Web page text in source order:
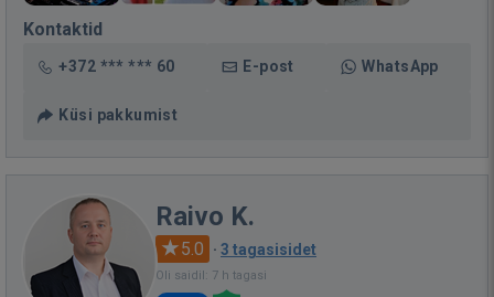
Kontaktid
+372 *** *** 60 E-post WhatsApp
Küsi pakkumist
Raivo K.
5.0 · 3 tagasisidet
Oli saidil: 7 h tagasi